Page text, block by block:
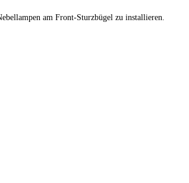
am Front-Sturzbügel zu installieren.